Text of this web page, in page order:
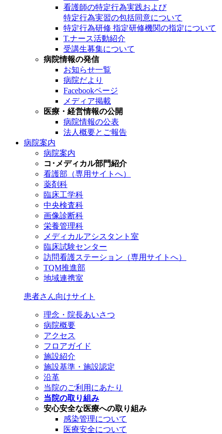
看護師の特定行為実践および
特定行為実習の包括同意について
特定行為研修 指定研修機関の指定について
T.ナース活動紹介
受講生募集について
病院情報の発信
お知らせ一覧
病院だより
Facebookページ
メディア掲載
医療・経営情報の公開
病院情報の公表
法人概要とご報告
病院案内
病院案内
コ･メディカル部門紹介
看護部（専用サイトへ）
薬剤科
臨床工学科
中央検査科
画像診断科
栄養管理科
メディカルアシスタント室
臨床試験センター
訪問看護ステーション（専用サイトへ）
TQM推進部
地域連携室
患者さん向けサイト
理念・院長あいさつ
病院概要
アクセス
フロアガイド
施設紹介
施設基準・施設認定
沿革
当院のご利用にあたり
当院の取り組み
安心安全な医療への取り組み
感染管理について
医療安全について